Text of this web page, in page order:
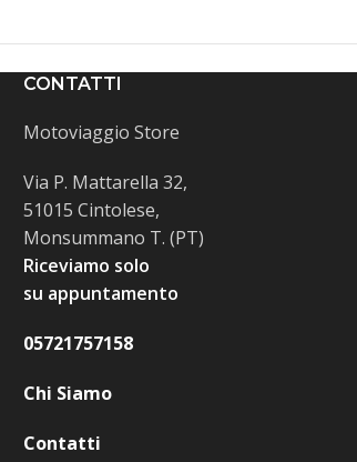
CONTATTI
Motoviaggio Store
Via P. Mattarella 32,
51015 Cintolese,
Monsummano T. (PT)
Riceviamo solo
su appuntamento
05721757158
Chi Siamo
Contatti